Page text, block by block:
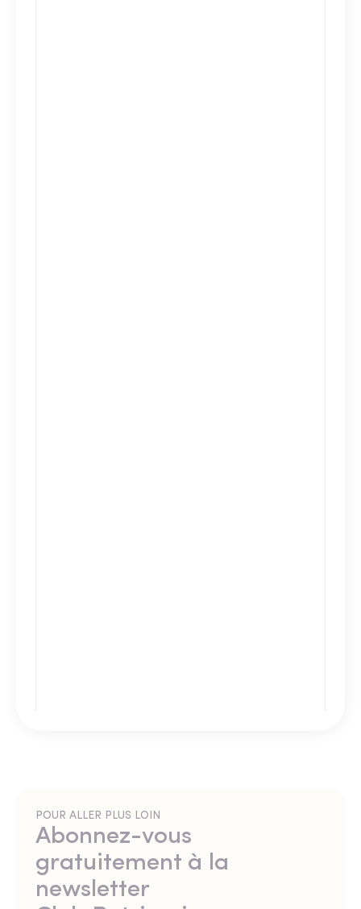
POUR ALLER PLUS LOIN
Abonnez-vous
gratuitement à la
newsletter